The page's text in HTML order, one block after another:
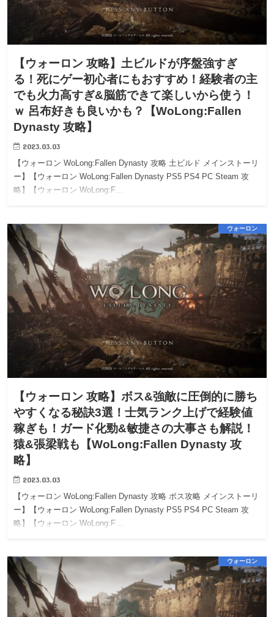
【ウォーロン 攻略】土ビルドが序盤強すぎ
る！死にゲー初心者にもおすすめ！経験者の主
でも火力高すぎ&脳筋できて楽しいから使う！
ｗ 呂布好きも良いかも？【WoLong:Fallen
Dynasty 攻略】
2023.03.03
【ウォーロン WoLong:Fallen Dynasty 攻略 土ビルド メインストーリ
ー】【ウォーロン WoLong:Fallen Dynasty PS5 PS4 PC Steam 攻
略】【ウォーロン WoLong:F…
ウォーロン
【ウォーロン 攻略】ボス&強敵に圧倒的に勝ち
やすくなる秘訣3選！士気ランク上げで経験値
稼ぎも！ガード化勁&敏捷さの大事さも解説！
猿&張梁戦も【WoLong:Fallen Dynasty 攻
略】
2023.03.03
【ウォーロン WoLong:Fallen Dynasty 攻略 ボス攻略 メインストーリ
ー】【ウォーロン WoLong:Fallen Dynasty PS5 PS4 PC Steam 攻
略】【ウォーロン WoLong:F…
ウォーロン